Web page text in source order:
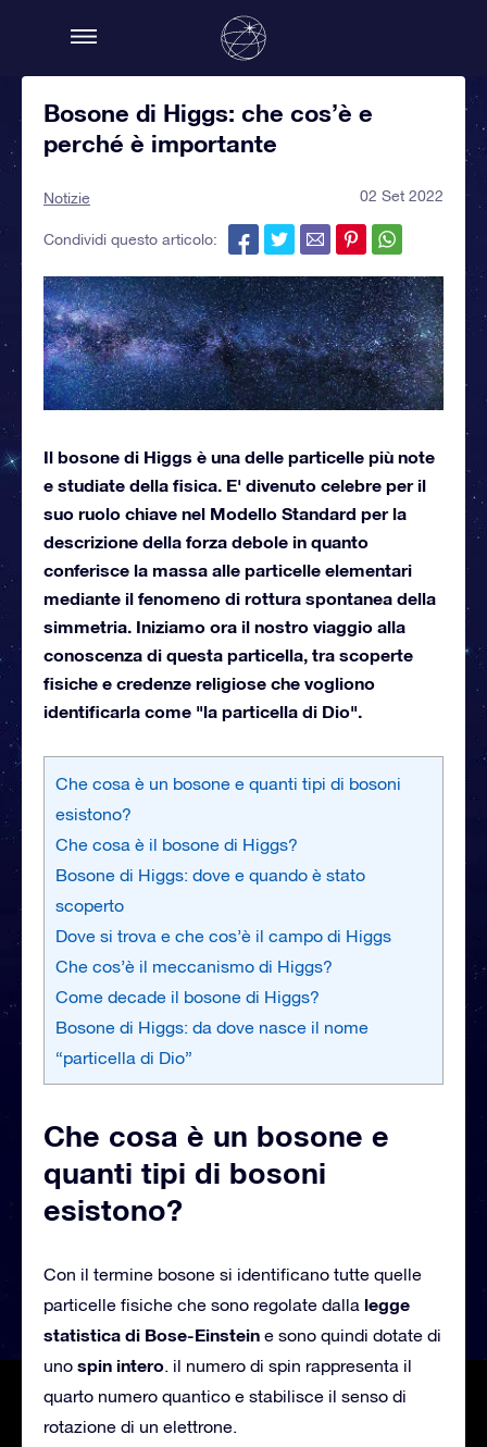
Bosone di Higgs: che cos’è e
perché è importante
Notizie 02 Set 2022
Condividi questo articolo:
Il bosone di Higgs è una delle particelle più note
e studiate della fisica. E' divenuto celebre per il
suo ruolo chiave nel Modello Standard per la
descrizione della forza debole in quanto
conferisce la massa alle particelle elementari
mediante il fenomeno di rottura spontanea della
simmetria. Iniziamo ora il nostro viaggio alla
conoscenza di questa particella, tra scoperte
fisiche e credenze religiose che vogliono
identificarla come "la particella di Dio".
Che cosa è un bosone e quanti tipi di bosoni
esistono?
Che cosa è il bosone di Higgs?
Bosone di Higgs: dove e quando è stato
scoperto
Dove si trova e che cos’è il campo di Higgs
Che cos’è il meccanismo di Higgs?
Come decade il bosone di Higgs?
Bosone di Higgs: da dove nasce il nome
“particella di Dio”
Che cosa è un bosone e
quanti tipi di bosoni
esistono?
Con il termine bosone si identificano tutte quelle
particelle fisiche che sono regolate dalla legge
statistica di Bose-Einstein e sono quindi dotate di
uno spin intero. il numero di spin rappresenta il
quarto numero quantico e stabilisce il senso di
rotazione di un elettrone.